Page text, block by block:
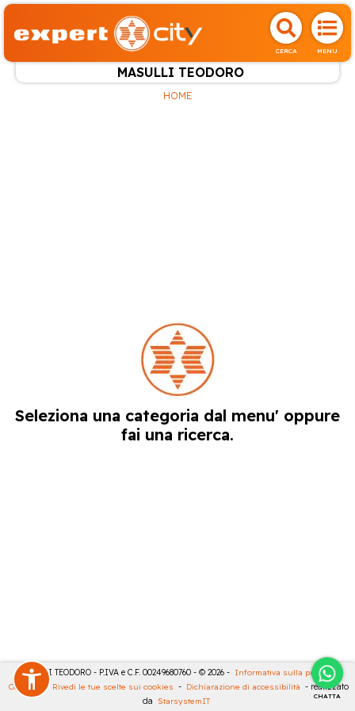
CERCA MENU
MASULLI TEODORO
CHATTA
HOME
Seleziona una categoria dal menu' oppure
fai una ricerca.
MASULLI TEODORO - P.IVA e C.F. 00249680760 - © 2026 - Informativa sulla privacy -
Cookies
- Rivedi le tue scelte sui cookies - Dichiarazione di accessibilità - realizzato
da StarsystemIT